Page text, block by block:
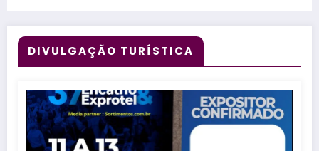
DIVULGAÇÃO TURÍSTICA